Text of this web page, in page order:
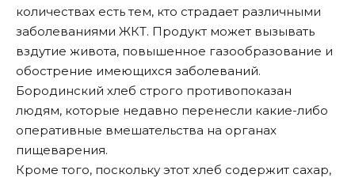
количествах есть тем, кто страдает различными
заболеваниями ЖКТ. Продукт может вызывать
вздутие живота, повышенное газообразование и
обострение имеющихся заболеваний.
Бородинский хлеб строго противопоказан
людям, которые недавно перенесли какие-либо
оперативные вмешательства на органах
пищеварения.
Кроме того, поскольку этот хлеб содержит сахар,